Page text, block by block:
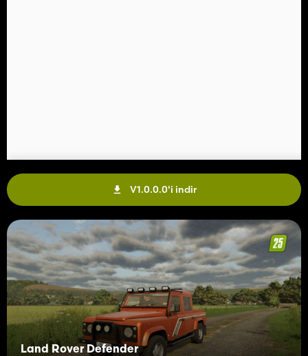
V1.0.0.0'i indir
Land Rover Defender